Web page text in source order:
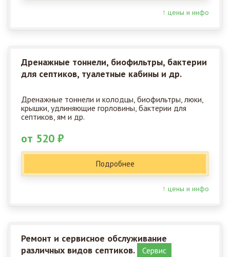
↑ цены и инфо
Дренажные тоннели, биофильтры, бактерии
для септиков, туалетные кабины и др.
Дренажные тоннели и колодцы, биофильтры, люки,
крышки, удлиняющие горловины, бактерии для
септиков, ям и др.
от 520 ₽
Подробнее
↑ цены и инфо
Ремонт и сервисное обслуживание
различных видов септиков.
Сервис